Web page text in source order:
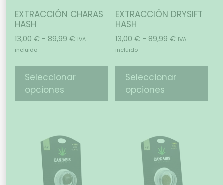
EXTRACCIÓN CHARAS
HASH
13,00 € - 89,99 € IVA
incluido
Seleccionar
opciones
EXTRACCIÓN DRYSIFT
HASH
13,00 € - 89,99 € IVA
incluido
Seleccionar
opciones